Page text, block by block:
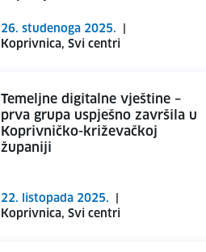
26. studenoga 2025.
Koprivnica, Svi centri
Temeljne digitalne vještine –
prva grupa uspješno završila u
Koprivničko-križevačkoj
županiji
22. listopada 2025.
Koprivnica, Svi centri